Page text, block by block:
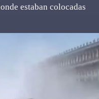
estaban colocadas